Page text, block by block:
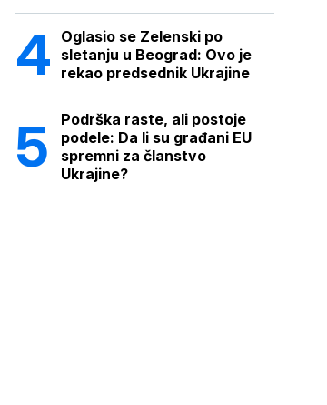
Oglasio se Zelenski po
sletanju u Beograd: Ovo je
rekao predsednik Ukrajine
Podrška raste, ali postoje
podele: Da li su građani EU
spremni za članstvo
Ukrajine?